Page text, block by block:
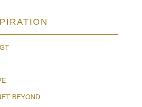
BEYOND